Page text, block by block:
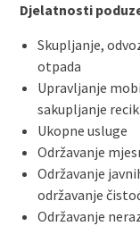
Djelatnosti
Skupljanje,
otpada
Upravljanje
sakupljanje
Ukopne usluge
Održavanje
Održavanje
održavanje
Održavanje